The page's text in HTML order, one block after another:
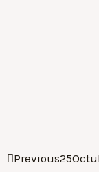
Previous